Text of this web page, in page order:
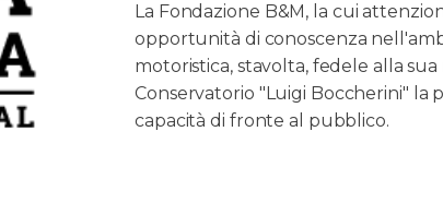
La Fondazione B&M, la cui
opportunità di conoscenza
motoristica, stavolta, fedele alla sua
Conservatorio "Luigi Boccherini" la
capacità di fronte al pubblico.